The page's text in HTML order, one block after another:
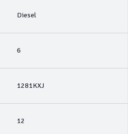
Diesel
6
1281KXJ
12